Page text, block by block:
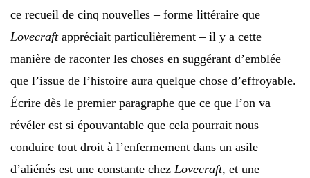
ce recueil de cinq nouvelles – forme littéraire que
Lovecraftappréciait particulièrement – il y a cette
manière de raconter les choses en suggérant d’emblée
que l’issue de l’histoire aura quelque chose d’effroyable.
Écrire dès le premier paragraphe que ce que l’on va
révéler est si épouvantable que cela pourrait nous
conduire tout droit à l’enfermement dans un asile
d’aliénés est une constante chez Lovecraft, et une